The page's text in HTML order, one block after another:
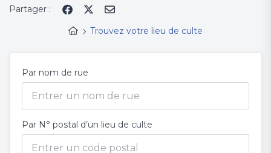
Partager :
Trouvez votre lieu de culte
Par nom de rue
Par N° postal d’un lieu de culte